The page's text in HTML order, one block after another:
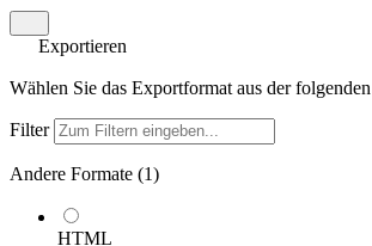
Exportieren
Wählen Sie das Exportformat aus der
Filter
Andere Formate (1)
HTML